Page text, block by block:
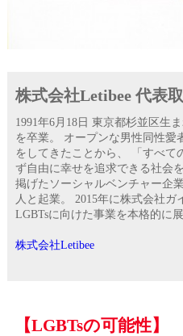
株式会社Letibee 代表
1991年6月18日 東京都杉並区生
を卒業。 オープンな男性同性愛
をしてきたことから、 「すべて
ず自由に幸せを追求できる社会
掲げたソーシャルベンチャー企
人と起業。 2015年に株式会社ガ
LGBTsに向けた事業を本格的に展
株式会社Letibee
【LGBTsの可能性】